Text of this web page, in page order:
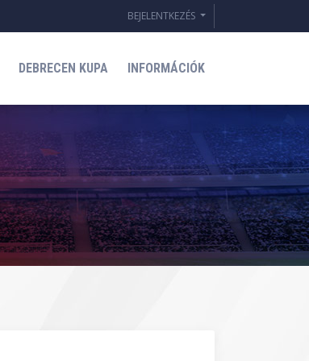
BEJELENTKEZÉS
DEBRECEN KUPA INFORMÁCIÓK